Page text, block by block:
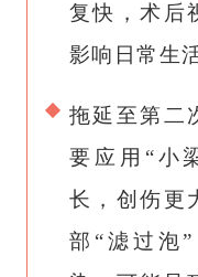
复快，术后
影响日常生
拖延至第二
要应用“小
长，创伤更
部“滤过泡